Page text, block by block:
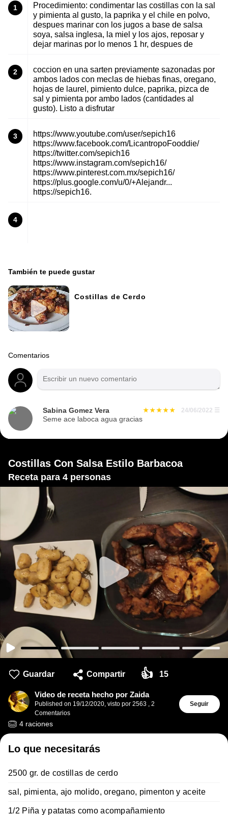
1
Procedimiento: condimentar las costillas con la sal
y pimienta al gusto, la paprika y el chile en polvo,
despues marinar con los jugos a base de salsa
soya, salsa inglesa, la miel y los ajos, reposar y
dejar marinas por lo menos 1 hr, despues de
2
coccion en una sarten previamente sazonadas por
ambos lados con meclas de hiebas finas, oregano,
hojas de laurel, pimiento dulce, paprika, pizca de
sal y pimienta por ambo lados (cantidades al
gusto). Listo a disfrutar
3
https://www.youtube.com/user/sepich16
https://www.facebook.com/LicantropoFooddie/
https://twitter.com/sepich16
https://www.instagram.com/sepich16/
https://www.pinterest.com.mx/sepich16/
https://plus.google.com/u/0/+Alejandr...
https://sepich16.
4
También te puede gustar
Costillas de Cerdo
Comentarios
Sabina Gomez Vera 24/06/2022 ☰
Seme ace laboca agua gracias
Costillas Con Salsa Estilo Barbacoa
Receta para 4 personas
Guardar Compartir 👍 15
Video de receta hecho por Zaida
Published on 19/12/2020, visto por 2563 , 2
Comentarios
Seguir
4 raciones
Lo que necesitarás
2500 gr. de costillas de cerdo
sal, pimienta, ajo molido, oregano, pimenton y aceite
1/2 Piña y patatas como acompañamiento